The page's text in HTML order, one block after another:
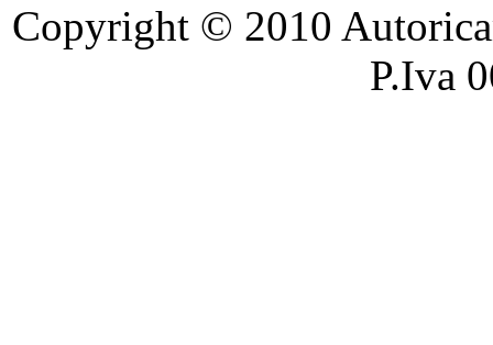
Copyright © 2010
P.Iva